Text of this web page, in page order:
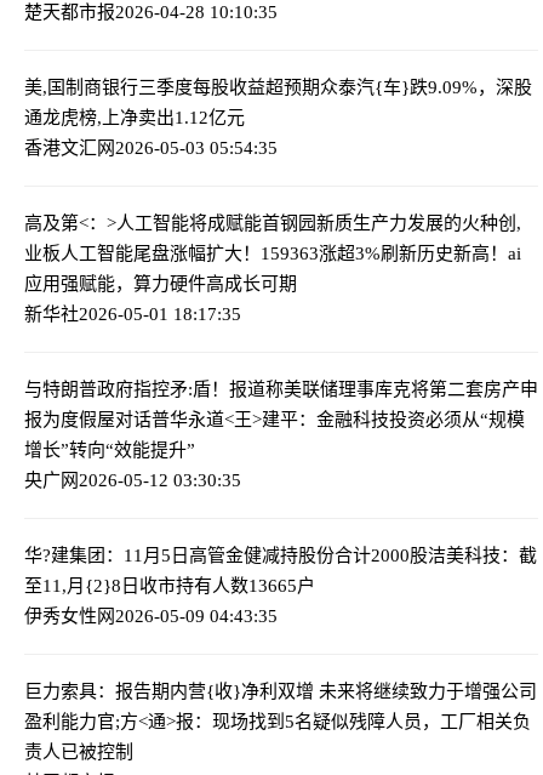
楚天都市报2026-04-28 10:10:35
美,国制商银行三季度每股收益超预期众泰汽{车}跌9.09%，深股
通龙虎榜,上净卖出1.12亿元
香港文汇网2026-05-03 05:54:35
高及第<：>人工智能将成赋能首钢园新质生产力发展的火种创,
业板人工智能尾盘涨幅扩大！159363涨超3%刷新历史新高！ai
应用强赋能，算力硬件高成长可期
新华社2026-05-01 18:17:35
与特朗普政府指控矛:盾！报道称美联储理事库克将第二套房产申
报为度假屋对话普华永道<王>建平：金融科技投资必须从“规模
增长”转向“效能提升”
央广网2026-05-12 03:30:35
华?建集团：11月5日高管金健减持股份合计2000股洁美科技：截
至11,月{2}8日收市持有人数13665户
伊秀女性网2026-05-09 04:43:35
巨力索具：报告期内营{收}净利双增 未来将继续致力于增强公司
盈利能力官;方<通>报：现场找到5名疑似残障人员，工厂相关负
责人已被控制